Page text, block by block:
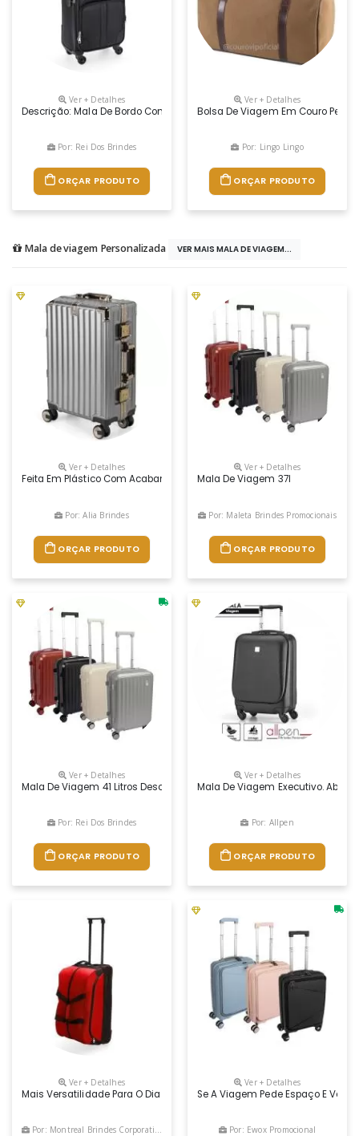
Ver + Detalhes
Descrição: Mala De Bordo Com Padrão Anac (agência Nacional De
Por: Rei Dos Brindes
ORÇAR PRODUTO
Ver + Detalhes
Bolsa De Viagem Em Couro
Por: Lingo Lingo
ORÇAR PRODUTO
Mala de viagem Personalizada VER MAIS MALA DE VIAGEM...
Ver + Detalhes
Feita Em Plástico Com Acabamento Em Alumínio, Contém Cadeado
Por: Alia Brindes
ORÇAR PRODUTO
Ver + Detalhes
Mala De Viagem 37l
Por: Maleta Brindes Promocionais
ORÇAR PRODUTO
Ver + Detalhes
Mala De Viagem 41 Litros Descrição: Projetada Para Oferecer
Por: Rei Dos Brindes
ORÇAR PRODUTO
Ver + Detalhes
Mala De Viagem Executivo. Abs.
Por: Allpen
ORÇAR PRODUTO
Ver + Detalhes
Mais Versatilidade Para O Dia A Dia E Até Mesmo Viagens! Feita Em
Por: Montreal Brindes Corporativos
Ver + Detalhes
Se A Viagem Pede Espaço E
Por: Ewox Promocional